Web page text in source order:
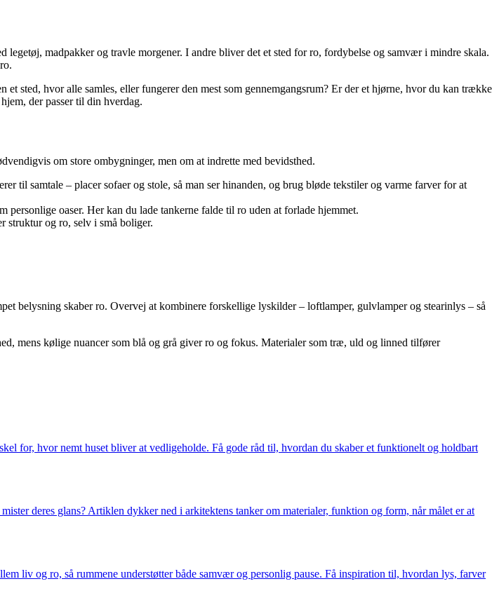
madpakker og travle morgener. I andre bliver det et sted for ro, fordybelse og samvær i mindre skala.
sted, hvor alle samles, eller fungerer den mest som gennemgangsrum? Er der et hjørne, hvor du kan trække
der passer til din hverdag.
om store ombygninger, men om at indrette med bevidsthed.
til samtale – placer sofaer og stole, så man ser hinanden, og brug bløde tekstiler og varme farver for at
oaser. Her kan du lade tankerne falde til ro uden at forlade hjemmet.
struktur og ro, selv i små boliger.
belysning skaber ro. Overvej at kombinere forskellige lyskilder – loftlamper, gulvlamper og stearinlys – så
mens kølige nuancer som blå og grå giver ro og fokus. Materialer som træ, uld og linned tilfører
for, hvor nemt huset bliver at vedligeholde. Få gode råd til, hvordan du skaber et funktionelt og holdbart
deres glans? Artiklen dykker ned i arkitektens tanker om materialer, funktion og form, når målet er at
liv og ro, så rummene understøtter både samvær og personlig pause. Få inspiration til, hvordan lys, farver